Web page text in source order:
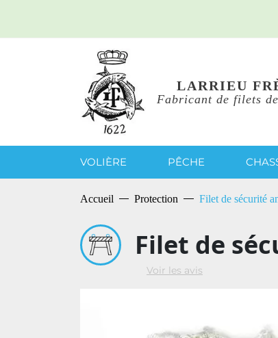
LARRIEU
Fabricant de filets
VOLIÈRE PÊCHE
Accueil Protection Filet de sécurité
Filet de
Voir les avis